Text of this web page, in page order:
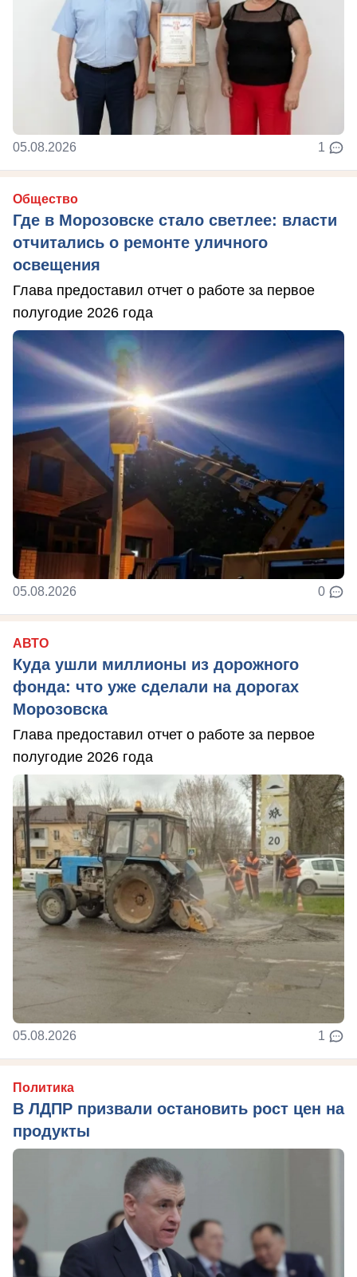
05.08.2026 1
Общество
Где в Морозовске стало светлее: власти
отчитались о ремонте уличного
освещения
Глава предоставил отчет о работе за первое
полугодие 2026 года
05.08.2026 0
АВТО
Куда ушли миллионы из дорожного
фонда: что уже сделали на дорогах
Морозовска
Глава предоставил отчет о работе за первое
полугодие 2026 года
05.08.2026 1
Политика
В ЛДПР призвали остановить рост цен на
продукты